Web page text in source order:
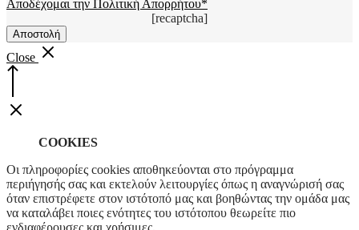
Αποδέχομαι την Πολιτική Απορρήτου*
[recaptcha]
Close
COOKIES
Οι πληροφορίες cookies αποθηκεύονται στο πρόγραμμα
περιήγησής σας και εκτελούν λειτουργίες όπως η αναγνώρισή σας
όταν επιστρέφετε στον ιστότοπό μας και βοηθώντας την ομάδα μας
να καταλάβει ποιες ενότητες του ιστότοπου θεωρείτε πιο
ενδιαφέρουσες και χρήσιμες.